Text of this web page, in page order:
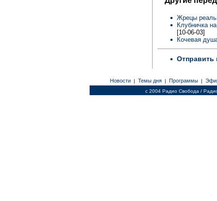
Жрецы
Клубничка
[10-06-03]
Кочевая
Отправить
Новости | Темы дня | Программы |
c 2004 Радио Свобода /